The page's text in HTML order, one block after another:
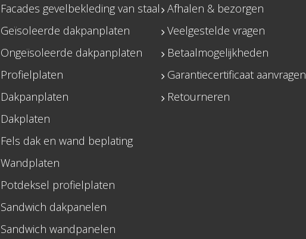
Facades gevelbekleding van staal
Geïsoleerde dakpanplaten
Ongeïsoleerde dakpanplaten
Profielplaten
Dakpanplaten
Dakplaten
Fels dak en wand beplating
Wandplaten
Potdeksel profielplaten
Sandwich dakpanelen
Sandwich wandpanelen
Afhalen & bezorgen
Veelgestelde vragen
Betaalmogelijkheden
Garantiecertificaat aanvragen
Retourneren